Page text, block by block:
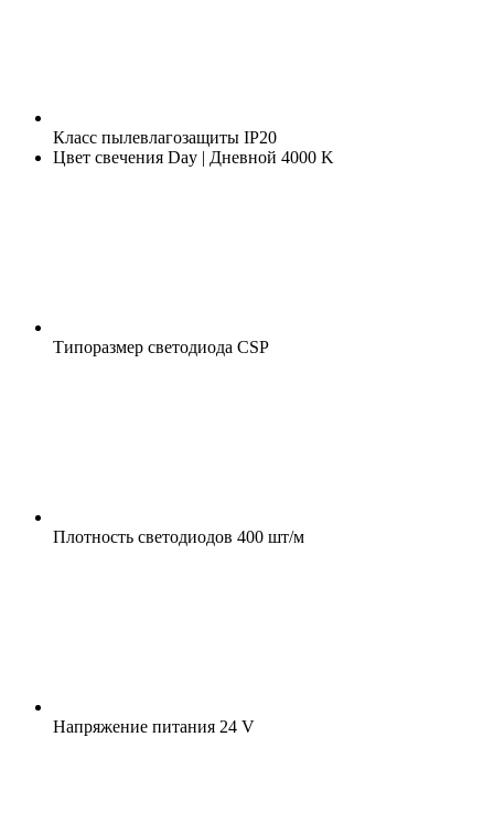
Класс пылевлагозащиты IP20
Цвет свечения Day | Дневной 4000 K
Типоразмер светодиода CSP
Плотность светодиодов 400 шт/м
Напряжение питания 24 V